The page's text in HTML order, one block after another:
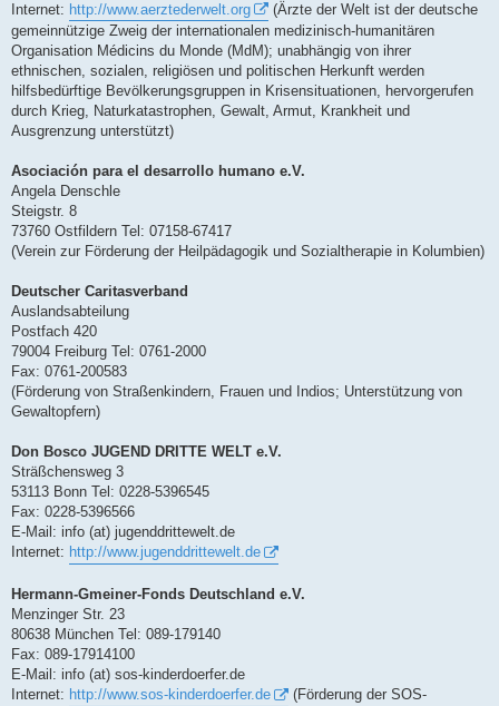
Internet: http://www.aerztederwelt.org
(Ärzte der Welt ist der deutsche
gemeinnützige Zweig der internationalen medizinisch-humanitären
Organisation Médicins du Monde (MdM); unabhängig von ihrer
ethnischen, sozialen, religiösen und politischen Herkunft werden
hilfsbedürftige Bevölkerungsgruppen in Krisensituationen, hervorgerufen
durch Krieg, Naturkatastrophen, Gewalt, Armut, Krankheit und
Ausgrenzung unterstützt)
Asociación para el desarrollo humano e.V.
Angela Denschle
Steigstr. 8
73760 Ostfildern Tel: 07158-67417
(Verein zur Förderung der Heilpädagogik und Sozialtherapie in Kolumbien)
Deutscher Caritasverband
Auslandsabteilung
Postfach 420
79004 Freiburg Tel: 0761-2000
Fax: 0761-200583
(Förderung von Straßenkindern, Frauen und Indios; Unterstützung von
Gewaltopfern)
Don Bosco JUGEND DRITTE WELT e.V.
Sträßchensweg 3
53113 Bonn Tel: 0228-5396545
Fax: 0228-5396566
E-Mail: info (at) jugenddrittewelt.de
Internet: http://www.jugenddrittewelt.de
Hermann-Gmeiner-Fonds Deutschland e.V.
Menzinger Str. 23
80638 München Tel: 089-179140
Fax: 089-17914100
E-Mail: info (at) sos-kinderdoerfer.de
Internet: http://www.sos-kinderdoerfer.de
(Förderung der SOS-